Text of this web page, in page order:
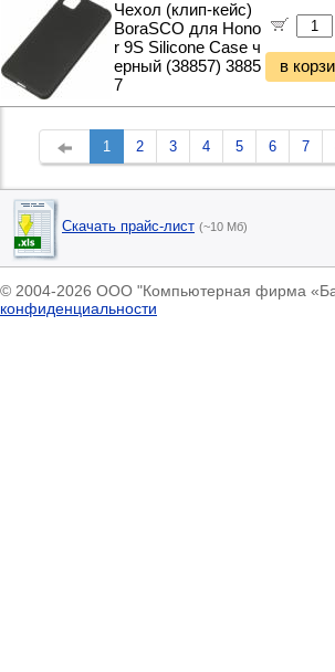
Чехол (клип-кейс)
BoraSCO для Hono
r 9S Silicone Case ч
ерный (38857) 3885
7
в
1 2 3 4 5 6 7
Скачать прайс-лист (~10 Мб)
© 2004-2026 ООО "Компьютерная фирма
конфиденциальности